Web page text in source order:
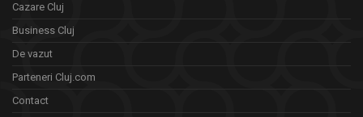
Cazare Cluj
Business Cluj
De vazut
Parteneri Cluj.com
Contact